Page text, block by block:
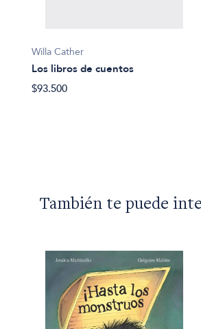
Willa Cather
Los libros de cuentos
$93.500
También te puede